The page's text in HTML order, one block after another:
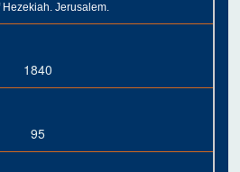
Hezekiah. Jerusalem.
1840
95